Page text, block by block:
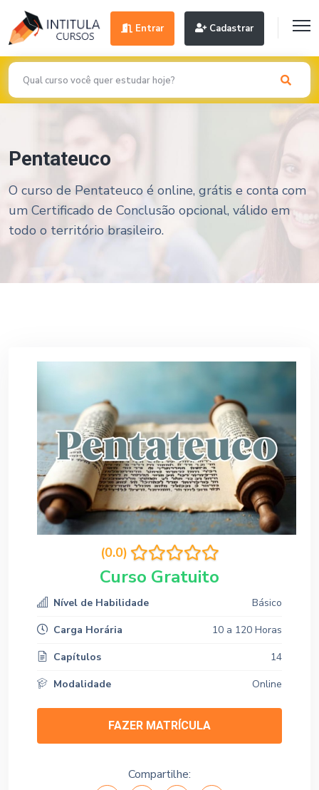
Entrar Cadastrar
Pentateuco
O curso de Pentateuco é online, grátis e conta com
um Certificado de Conclusão opcional, válido em
todo o território brasileiro.
(0.0)
Curso Gratuito
Nível de Habilidade
Básico
Carga Horária
10 a 120 Horas
Capítulos
14
Modalidade
Online
FAZER MATRÍCULA
Compartilhe: